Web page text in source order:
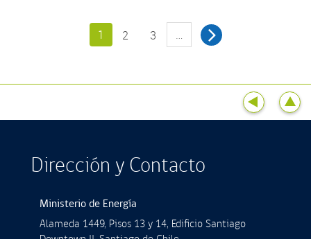
1 2 3 …
Dirección y Contacto
Ministerio de Energía
Alameda 1449, Pisos 13 y 14, Ediﬁcio Santiago